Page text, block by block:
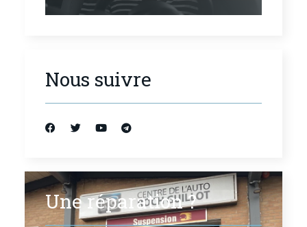
Nous suivre
Une réparation ?